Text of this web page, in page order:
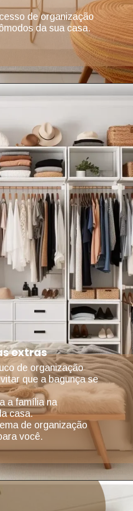
de organização
da sua casa.
de organização
que a bagunça se
a família na
casa.
de organização
você.
extras